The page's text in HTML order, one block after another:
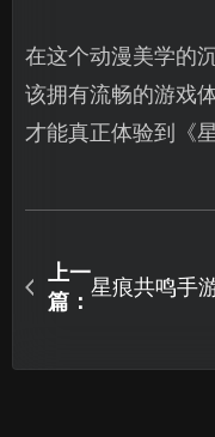
在这个动漫美学的
该拥有流畅的游戏
才能真正体验到《
上一
篇：
星痕共鸣手